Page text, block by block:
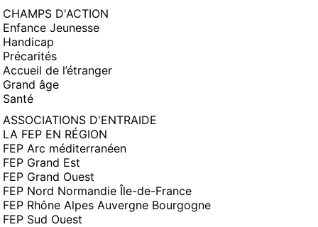
CHAMPS D'ACTION
Enfance Jeunesse
Handicap
Précarités
Accueil de l’étranger
Grand âge
Santé
ASSOCIATIONS D'ENTRAIDE
LA FEP EN RÉGION
FEP Arc méditerranéen
FEP Grand Est
FEP Grand Ouest
FEP Nord Normandie Île-de-France
FEP Rhône Alpes Auvergne Bourgogne
FEP Sud Ouest